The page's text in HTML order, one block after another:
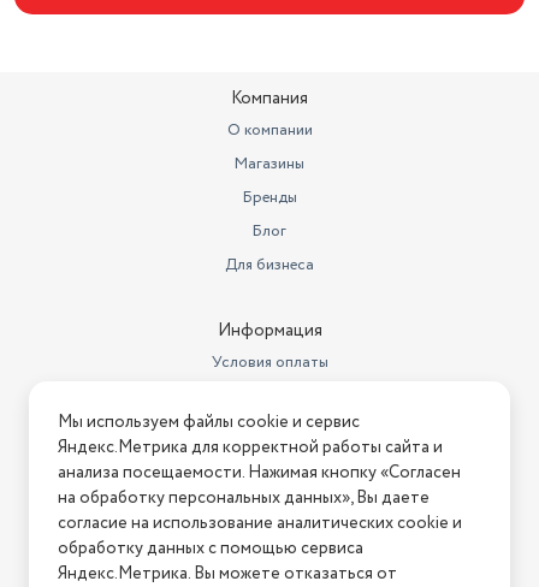
Компания
О компании
Магазины
Бренды
Блог
Для бизнеса
Информация
Условия оплаты
Условия возврата
Нашли ошибку на сайте? Напишите нам
2026 © Интернет-магазин "АстМаркет". У нас есть всё!
Мы используем файлы cookie и сервис
Яндекс.Метрика для корректной работы сайта и
анализа посещаемости. Нажимая кнопку «Согласен
на обработку персональных данных», Вы даете
согласие на использование аналитических cookie и
обработку данных с помощью сервиса
Яндекс.Метрика. Вы можете отказаться от